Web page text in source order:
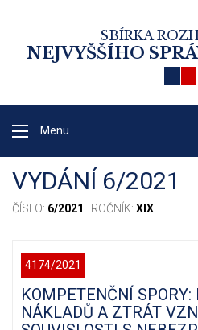
SBÍRKA
NEJVYŠŠÍHO
Menu
VYDÁNÍ 6/2021
ČÍSLO: 6/2021 · ROČNÍK: XIX
4174/2021
KOMPETENČNÍ
NÁKLADŮ A ZTRÁT